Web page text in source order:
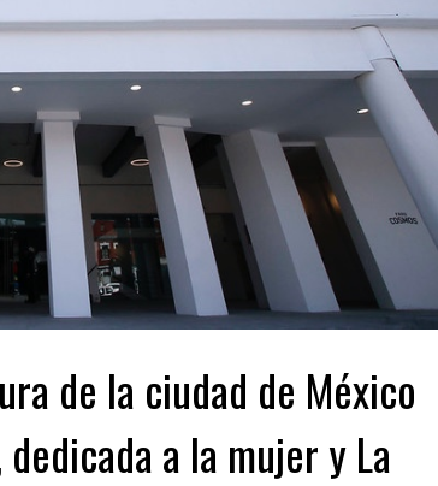
de la ciudad de México
a la mujer y La